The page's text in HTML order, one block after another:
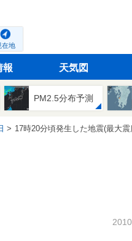
在地
報 天気図
PM2.5分布予測
17時20分頃発生した地震(最大震